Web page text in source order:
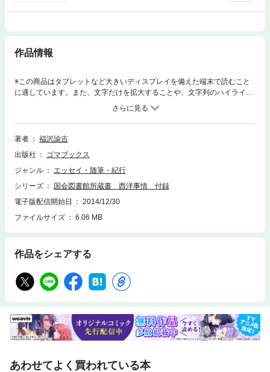
作品情報
※この商品はタブレットなど大きいディスプレイを備えた端末で読むこと
に適しています。また、文字だけを拡大することや、文字列のハイライ
ト、検索、辞書の参照、引用などの機能が使用できません。福沢諭吉が自
らの渡米・渡欧経験をもとに当時の欧米の政治や科学技術、インフラを紹
介した「西洋事情」は維新期の日本人に多大な影響を与え、日本が近代化
を進める上で重要な役割を果たした。1868年（明治元年）に出版され、当
著者
福沢諭吉
出版社
ゴマブックス
ジャンル
エッセイ・随筆・紀行
シリーズ
国会図書館所蔵書 西洋事情 付録
電子版配信開始日
2014/12/30
ファイルサイズ
6.06 MB
作品をシェアする
あわせてよく買われている本